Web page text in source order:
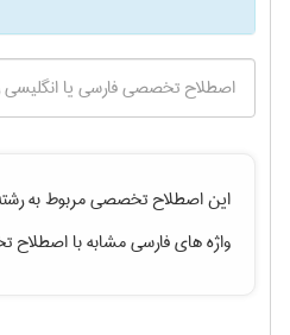
این اصطلاح تخصصی مربوط به
واژه های فارسی مشابه با